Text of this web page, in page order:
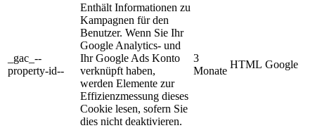
_gac_--
property-id--
Enthält Informationen zu
Kampagnen für den
Benutzer. Wenn Sie Ihr
Google Analytics- und
Ihr Google Ads Konto
verknüpft haben,
werden Elemente zur
Effizienzmessung dieses
Cookie lesen, sofern Sie
dies nicht deaktivieren.
3
Monate
HTML Google